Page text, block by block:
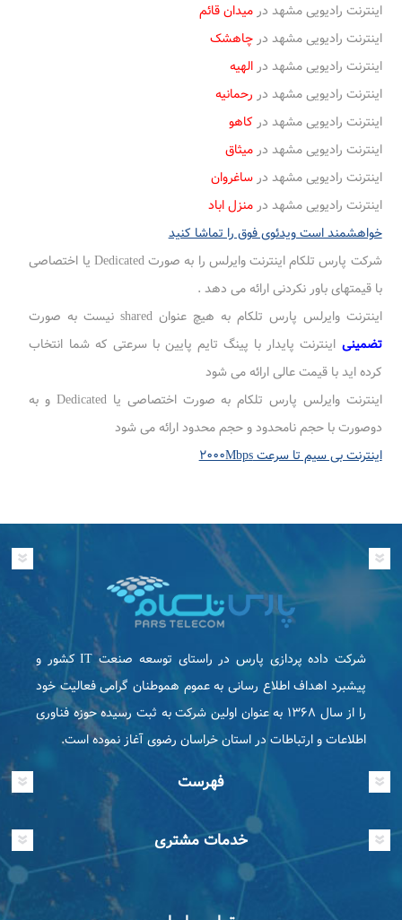
اینترنت رادیویی مشهد درمیدان قائم
اینترنت رادیویی مشهد درچاهشک
اینترنت رادیویی مشهد درالهیه
اینترنت رادیویی مشهد در رحمانیه
اینترنت رادیویی مشهد در کاهو
اینترنت رادیویی مشهد درمیثاق
اینترنت رادیویی مشهد درساغروان
اینترنت رادیویی مشهد درمنزل اباد
خواهشمند است ویدئوی فوق را تماشا کنید
شرکت پارس تلکام اینترنت وایرلس را به صورت Dedicated یا اختصاصی
با قیمتهای باور نکردنی ارائه می دهد .
اینترنت وایرلس پارس تلکام به هیچ عنوان shared نیست به صورت
تضمینی اینترنت پایدار با پینگ تایم پایین با سرعتی که شما انتخاب
کرده اید با قیمت عالی ارائه می شود
اینترنت وایرلس پارس تلکام به صورت اختصاصی یا Dedicated و به
دوصورت با حجم نامحدود و حجم محدود ارائه می شود
اینترنت بی سیم تا سرعت ۲۰۰۰Mbps
شرکت داده پردازی پارس در راستای توسعه صنعت IT كشور و
پیشبرد اهداف اطلاع رسانی به عموم هموطنان گرامی فعاليت خود
را از سال ۱۳۶۸ به عنوان اولین شرکت به ثبت رسیده حوزه فناوری
اطلاعات و ارتباطات در استان خراسان رضوی آغاز نموده است.
فهرست
خدمات مشتری